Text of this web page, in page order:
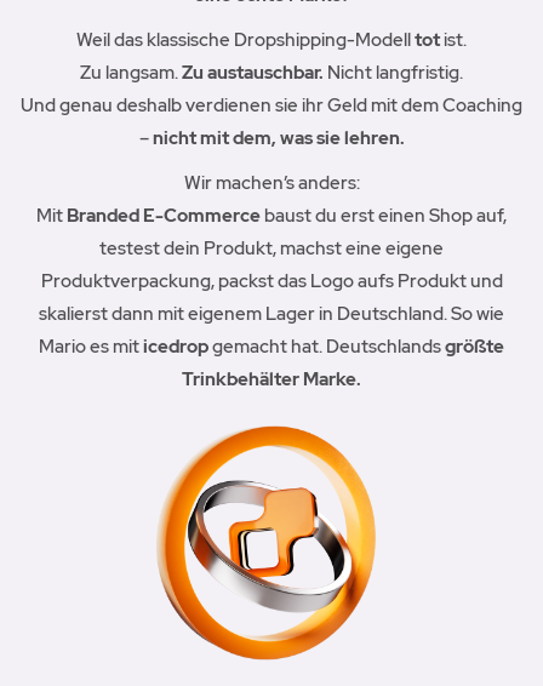
Weil das klassische Dropshipping-Modelltotist.
Zu langsam.Zu austauschbar. Nicht langfristig.
Und genau deshalb verdienen sie ihr Geld mit dem Coaching
–nicht mit dem, was sie lehren.
Wir machen’s anders:
Mit Branded E-Commerce baust du erst einen Shop auf,
testest dein Produkt, machst eine eigene
Produktverpackung, packst das Logo aufs Produkt und
skalierst dann mit eigenem Lager in Deutschland. So wie
Mario es miticedropgemacht hat. Deutschlandsgrößte
Trinkbehälter Marke.